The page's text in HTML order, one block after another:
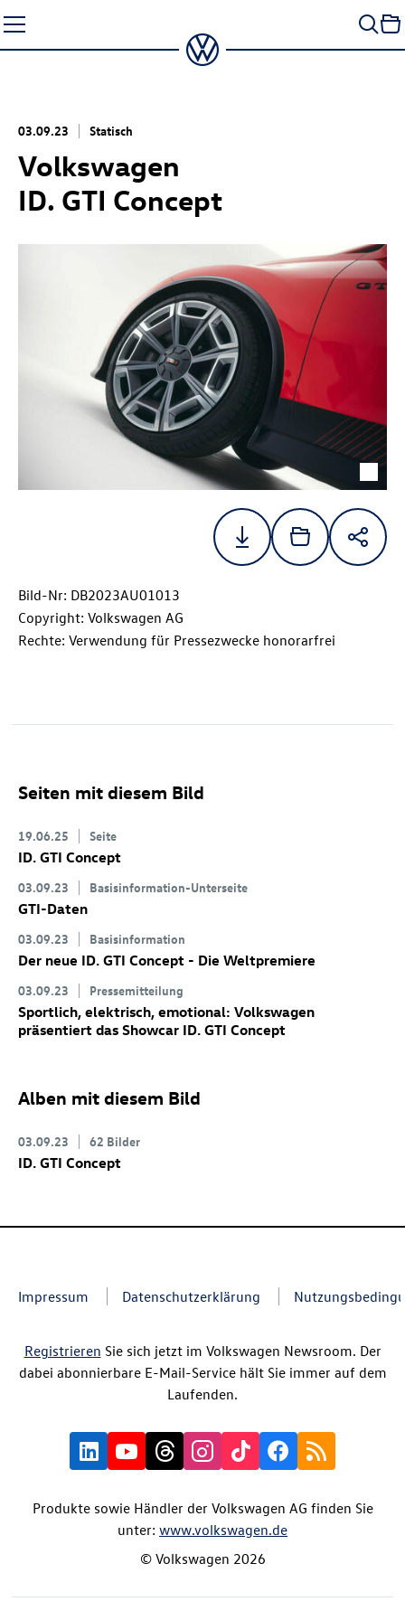
Seiteninhalt
springen
03.09.23 Statisch
Volkswagen
ID. GTI Concept
Bild-Nr: DB2023AU01013
Copyright: Volkswagen AG
Rechte: Verwendung für Pressezwecke honorarfrei
Seiten mit diesem Bild
19.06.25 Seite
ID. GTI Concept
03.09.23 Basisinformation-Unterseite
GTI-Daten
03.09.23 Basisinformation
Der neue ID. GTI Concept - Die Weltpremiere
03.09.23 Pressemitteilung
Sportlich, elektrisch, emotional: Volkswagen
präsentiert das Showcar ID. GTI Concept
Alben mit diesem Bild
03.09.23 62 Bilder
ID. GTI Concept
Impressum Datenschutzerklärung
Registrieren Sie sich jetzt im Volkswagen Newsroom. Der
dabei abonnierbare E-Mail-Service hält Sie immer auf dem
Laufenden.
Produkte sowie Händler der Volkswagen AG finden Sie
unter: www.volkswagen.de
© Volkswagen 2026